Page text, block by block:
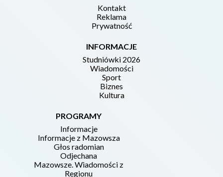
Kontakt
Reklama
Prywatność
INFORMACJE
Studniówki 2026
Wiadomości
Sport
Biznes
Kultura
PROGRAMY
Informacje
Informacje z Mazowsza
Głos radomian
Odjechana
Mazowsze. Wiadomości z
Regionu